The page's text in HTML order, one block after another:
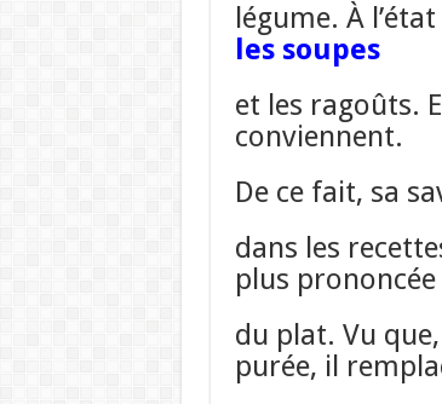
légume. À
les soupes
et les ragoûts.
conviennent.
De ce fait, sa
dans les
plus
du plat. Vu
purée, il